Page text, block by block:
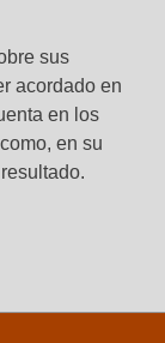
sus
acordado en
en los
en su